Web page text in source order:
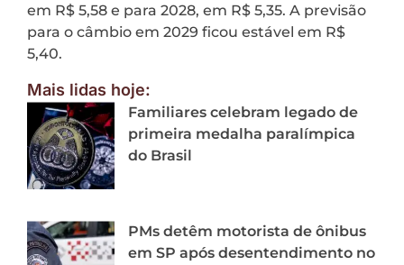
em R$ 5,58 e para 2028, em R$ 5,35. A previsão
para o câmbio em 2029 ficou estável em R$
5,40.
Mais lidas hoje:
Familiares celebram legado de
primeira medalha paralímpica
do Brasil
PMs detêm motorista de ônibus
em SP após desentendimento no